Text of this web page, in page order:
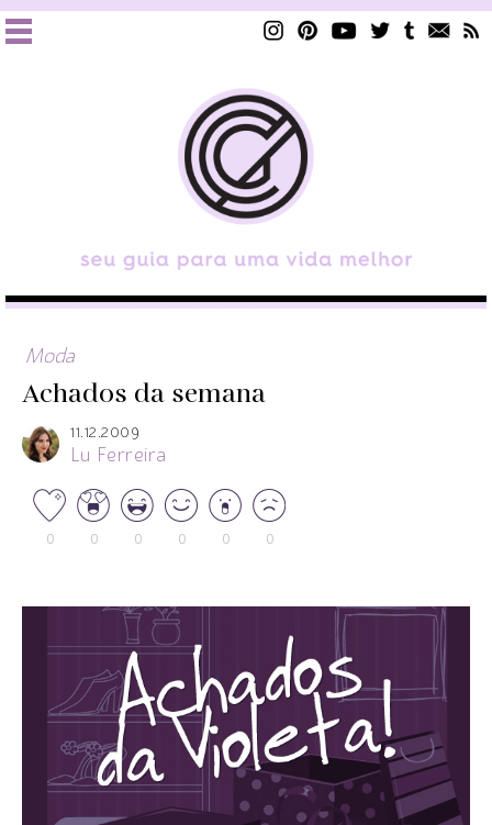
Moda
Achados da semana
11.12.2009
Lu Ferreira
0 0 0 0 0 0